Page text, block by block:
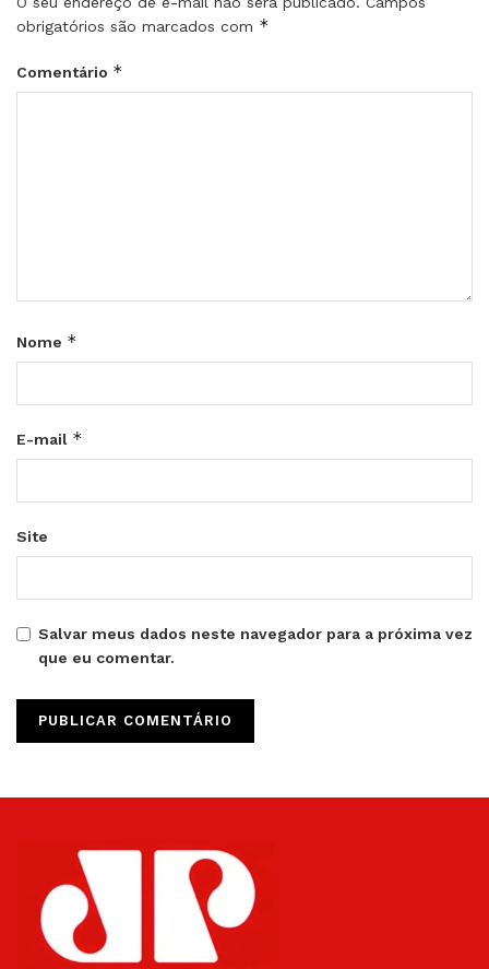
obrigatórios são marcados com *
Comentário *
Nome *
E-mail *
Site
Salvar meus dados neste navegador para a próxima vez
que eu comentar.